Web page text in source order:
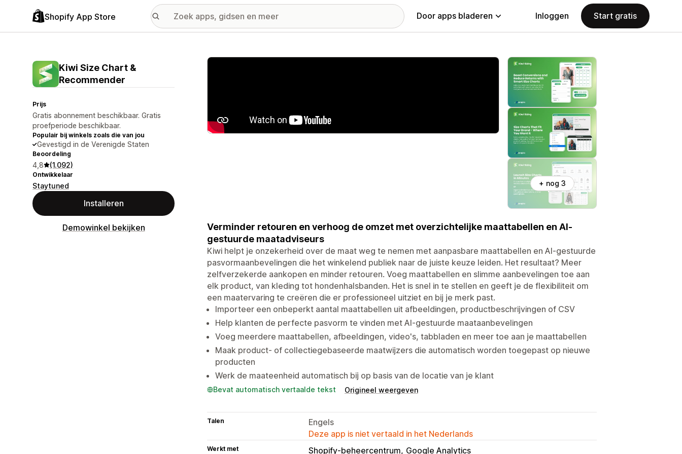
Shopify App Store Door apps bladeren Inloggen Start gratis
Kiwi Size Chart &
Recommender
Prijs
Gratis abonnement beschikbaar. Gratis
proefperiode beschikbaar.
Populair bij winkels zoals die van jou
Gevestigd in de Verenigde Staten
Beoordeling
4,8 (1.092)
Ontwikkelaar
Staytuned
Installeren
Demowinkel bekijken
Galerij met uitgelichte afbeeldingen
+ nog 3
Verminder retouren en verhoog de omzet met overzichtelijke maattabellen en AI-
gestuurde maatadviseurs
Kiwi helpt je onzekerheid over de maat weg te nemen met aanpasbare maattabellen en AI-gestuurde
pasvormaanbevelingen die het winkelend publiek naar de juiste keuze leiden. Het resultaat? Meer
zelfverzekerde aankopen en minder retouren. Voeg maattabellen en slimme aanbevelingen toe aan
elk product, van kleding tot hondenhalsbanden. Het is snel in te stellen en geeft je de flexibiliteit om
een maatervaring te creëren die er professioneel uitziet en bij je merk past.
Importeer een onbeperkt aantal maattabellen uit afbeeldingen, productbeschrijvingen of CSV
Help klanten de perfecte pasvorm te vinden met AI-gestuurde maataanbevelingen
Voeg meerdere maattabellen, afbeeldingen, video's, tabbladen en meer toe aan je maattabellen
Maak product- of collectiegebaseerde maatwijzers die automatisch worden toegepast op nieuwe
producten
Werk de maateenheid automatisch bij op basis van de locatie van je klant
Bevat automatisch vertaalde tekst Origineel weergeven
Talen
Engels
Deze app is niet vertaald in het Nederlands
Werkt met Shopify-beheercentrum Google Analytics